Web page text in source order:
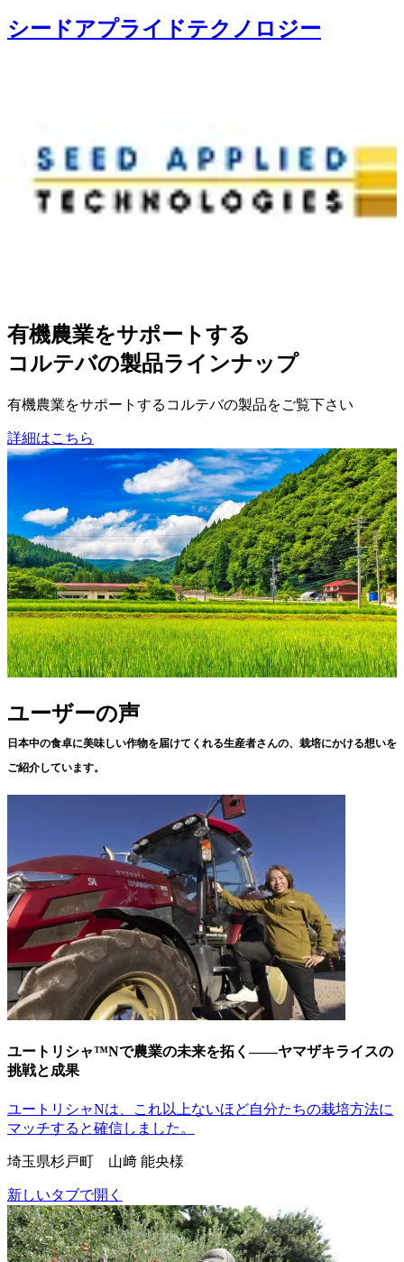
シードアプライドテクノロジー
有機農業をサポートする
コルテバの製品ラインナップ
有機農業をサポートするコルテバの製品をご覧下さい
詳細はこちら
ユーザーの声
日本中の食卓に美味しい作物を届けてくれる生産者さんの、栽培にかける想いを
ご紹介しています。
ユートリシャ™Nで農業の未来を拓く――ヤマザキライスの
挑戦と成果
ユートリシャNは、これ以上ないほど自分たちの栽培方法に
マッチすると確信しました。
埼玉県杉戸町 山﨑 能央様
新しいタブで開く